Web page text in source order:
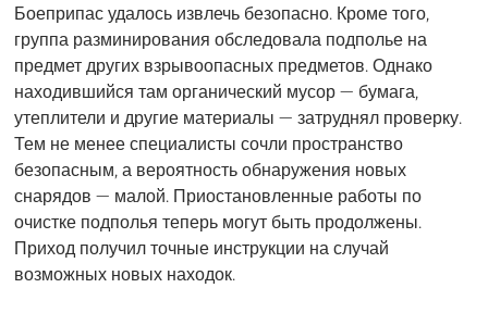
Боеприпас удалось извлечь безопасно. Кроме того,
группа разминирования обследовала подполье на
предмет других взрывоопасных предметов. Однако
находившийся там органический мусор — бумага,
утеплители и другие материалы — затруднял проверку.
Тем не менее специалисты сочли пространство
безопасным, а вероятность обнаружения новых
снарядов — малой. Приостановленные работы по
очистке подполья теперь могут быть продолжены.
Приход получил точные инструкции на случай
возможных новых находок.